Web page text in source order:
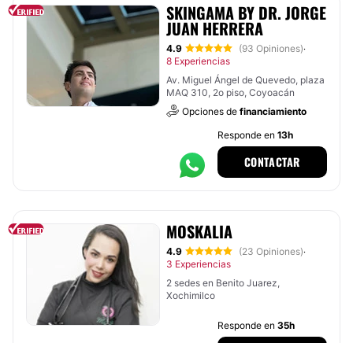
SKINGAMA BY DR. JORGE
JUAN HERRERA
4.9 (93 Opiniones)·
8 Experiencias
Av. Miguel Ángel de Quevedo, plaza
MAQ 310, 2o piso, Coyoacán
Opciones de financiamiento
Responde en 13h
CONTACTAR
MOSKALIA
4.9 (23 Opiniones)·
3 Experiencias
2 sedes en Benito Juarez,
Xochimilco
Responde en 35h